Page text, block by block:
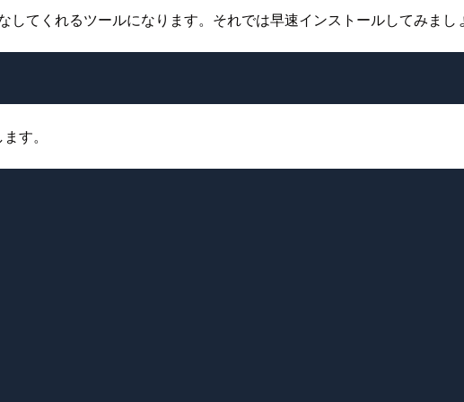
してくれるツールになります。それでは早速インストールしてみまし
す。